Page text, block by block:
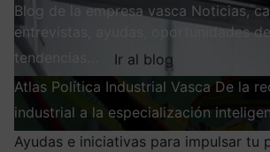
Blog de la empresa vasca Noticias,
entrevistas, ayudas, oportunidades
tendencias…
Ir al blog
Atlas Política Industrial Vasca De la
industrial a la especialización
Ayudas e iniciativas para impulsar tu